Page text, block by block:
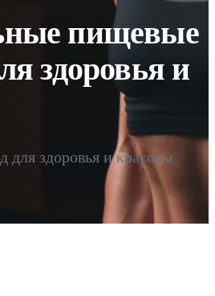
пищевые
здоровья и
для здоровья и красоты